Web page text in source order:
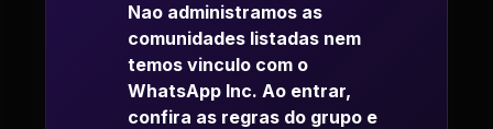
Nao administramos as
comunidades listadas nem
temos vinculo com o
WhatsApp Inc. Ao entrar,
confira as regras do grupo e